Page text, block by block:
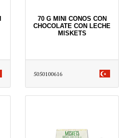
70 G MINI CONOS CON
CHOCOLATE CON LECHE
MISKETS
5050100616